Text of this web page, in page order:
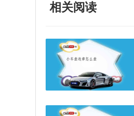
相关阅读